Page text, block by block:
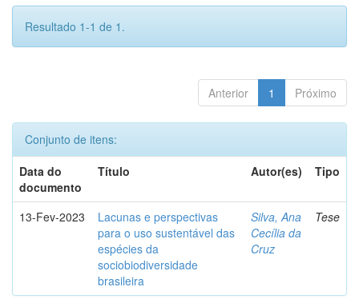
Resultado 1-1 de 1.
Anterior 1 Próximo
Conjunto de itens:
Data do
documento
Título Autor(es) Tipo
13-Fev-2023
Lacunas e perspectivas
para o uso sustentável das
espécies da
sociobiodiversidade
brasileira
Silva, Ana
Cecília da
Cruz
Tese